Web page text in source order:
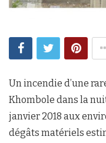
Un incendie d’une
Khombole dans la
janvier 2018 aux
dégâts matériels